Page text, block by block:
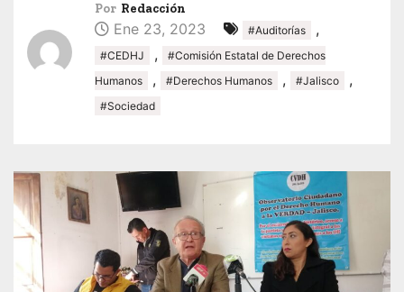
Por Redacción
Ene 23, 2023 #Auditorías ,
#CEDHJ ,
#Comisión Estatal de Derechos
Humanos
, #Derechos Humanos , #Jalisco ,
#Sociedad